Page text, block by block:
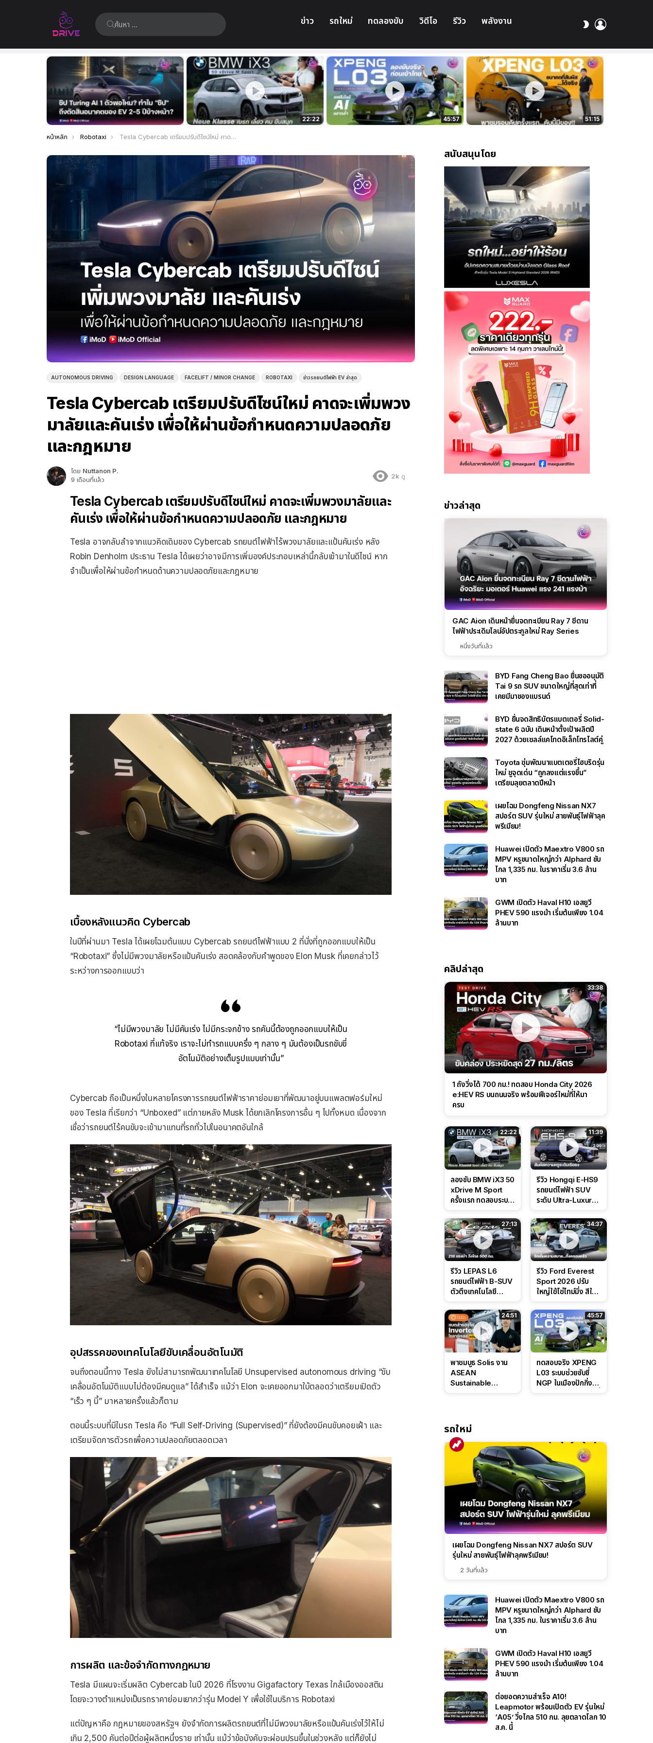
ค้นหา: ข่าว รถใหม่ ทดลองขับ วิดีโอ รีวิว พลังงาน
สลับ
เรื่อง
ล่าสุด
22:22 45:57 51:15
คุณอยู่ที่นี่:
หน้าหลัก Robotaxi Tesla Cybercab เตรียมปรับดีไซน์ใหม่ คาดจะเพิ่มพวงมาลัยและคันเร่ง เพื่อให้ผ่านข้อกำหนดความปลอดภัย และกฎหมาย
AUTONOMOUS DRIVING DESIGN LANGUAGE FACELIFT / MINOR CHANGE ROBOTAXI ข่าวรถยนต์ไฟฟ้า EV ล่าสุด
Tesla Cybercab เตรียมปรับดีไซน์ใหม่ คาดจะเพิ่มพวง
มาลัยและคันเร่ง เพื่อให้ผ่านข้อกำหนดความปลอดภัย
และกฎหมาย
โดย Nuttanon P.
9 เดือนที่แล้ว
2k ดู
Tesla Cybercab เตรียมปรับดีไซน์ใหม่ คาดจะเพิ่มพวงมาลัยและ
คันเร่ง เพื่อให้ผ่านข้อกำหนดความปลอดภัย และกฎหมาย
Tesla อาจกลับลำจากแนวคิดเดิมของ Cybercab รถยนต์ไฟฟ้าไร้พวงมาลัยและแป้นคันเร่ง หลัง
Robin Denholm ประธาน Tesla ได้เผยว่าอาจมีการเพิ่มองค์ประกอบเหล่านี้กลับเข้ามาในดีไซน์ หาก
จำเป็นเพื่อให้ผ่านข้อกำหนดด้านความปลอดภัยและกฎหมาย
เบื้องหลังแนวคิด Cybercab
ในปีที่ผ่านมา Tesla ได้เผยโฉมต้นแบบ Cybercab รถยนต์ไฟฟ้าแบบ 2 ที่นั่งที่ถูกออกแบบให้เป็น
“Robotaxi” ซึ่งไม่มีพวงมาลัยหรือแป้นคันเร่ง สอดคล้องกับคำพูดของ Elon Musk ที่เคยกล่าวไว้
ระหว่างการออกแบบว่า
“ไม่มีพวงมาลัย ไม่มีคันเร่ง ไม่มีกระจกข้าง รถคันนี้ต้องถูกออกแบบให้เป็น
Robotaxi ที่แท้จริง เราจะไม่ทำรถแบบครึ่ง ๆ กลาง ๆ มันต้องเป็นรถขับขี่
อัตโนมัติอย่างเต็มรูปแบบเท่านั้น”
Cybercab ถือเป็นหนึ่งในหลายโครงการรถยนต์ไฟฟ้าราคาย่อมเยาที่พัฒนาอยู่บนแพลตฟอร์มใหม่
ของ Tesla ที่เรียกว่า “Unboxed” แต่ภายหลัง Musk ได้ยกเลิกโครงการอื่น ๆ ไปทั้งหมด เนื่องจาก
เชื่อว่ารถยนต์ไร้คนขับจะเข้ามาแทนที่รถทั่วไปในอนาคตอันใกล้
อุปสรรคของเทคโนโลยีขับเคลื่อนอัตโนมัติ
จนถึงตอนนี้ทาง Tesla ยังไม่สามารถพัฒนาเทคโนโลยี Unsupervised autonomous driving “ขับ
เคลื่อนอัตโนมัติแบบไม่ต้องมีคนดูแล” ได้สำเร็จ แม้ว่า Elon จะเคยออกมาใบ้ตลอดว่าเตรียมเปิดตัว
“เร็ว ๆ นี้” มาหลายครั้งแล้วก็ตาม
ตอนนี้ระบบที่มีในรถ Tesla คือ “Full Self-Driving (Supervised)” ที่ยังต้องมีคนขับคอยเฝ้า และ
เตรียมจัดการตัวรถเพื่อความปลอดภัยตลอดเวลา
การผลิต และข้อจำกัดทางกฎหมาย
Tesla มีแผนจะเริ่มผลิต Cybercab ในปี 2026 ที่โรงงาน Gigafactory Texas ใกล้เมืองออสติน
โดยจะวางตำแหน่งเป็นรถราคาย่อมเยากว่ารุ่น Model Y เพื่อใช้ในบริการ Robotaxi
แต่ปัญหาคือ กฎหมายของสหรัฐฯ ยังจำกัดการผลิตรถยนต์ที่ไม่มีพวงมาลัยหรือแป้นคันเร่งไว้ให้ไม่
เกิน 2,500 คันต่อปีต่อผู้ผลิตหนึ่งราย เท่านั้น แม้ว่าข้อบังคับจะผ่อนปรนขึ้นในช่วงหลัง แต่ก็ยังไม่
สนับสนุนโดย
ข่าวล่าสุด
GAC Aion เดินหน้ายื่นจดทะเบียน Ray 7 ซีดาน
ไฟฟ้าประเดิมไลน์อัปตระกูลใหม่ Ray Series
หนึ่งวันที่แล้ว
BYD Fang Cheng Bao ยื่นขออนุมัติ
Tai 9 รถ SUV ขนาดใหญ่ที่สุดเท่าที่
เคยมีมาของแบรนด์
BYD ยื่นจดสิทธิบัตรแบตเตอรี่ Solid-
state 6 ฉบับ เดินหน้าตั้งเป้าผลิตปี
2027 ด้วยเซลล์แคโทดอิเล็กโทรไลต์คู่
Toyota ซุ่มพัฒนาแบตเตอรี่ไฮบริดรุ่น
ใหม่ ชูจุดเด่น “ถูกลงแต่แรงขึ้น”
เตรียมลุยตลาดปีหน้า
เผยโฉม Dongfeng Nissan NX7
สปอร์ต SUV รุ่นใหม่ สายพันธุ์ไฟฟ้าลุค
พรีเมียม!
Huawei เปิดตัว Maextro V800 รถ
MPV หรูขนาดใหญ่กว่า Alphard ขับ
ไกล 1,335 กม. ในราคาเริ่ม 3.6 ล้าน
บาท
GWM เปิดตัว Haval H10 เอสยูวี
PHEV 590 แรงม้า เริ่มต้นเพียง 1.04
ล้านบาท
คลิปล่าสุด
33:38
1 ถังวิ่งได้ 700 กม.! ทดสอบ Honda City 2026
e:HEV RS บนถนนจริง พร้อมฟีเจอร์ใหม่ที่ให้มา
ครบ
22:22
ลองขับ BMW iX3 50
xDrive M Sport
ครั้งแรก ทดสอบระบบ
Performance แบบ
จัดเต็มในสนาม
11:39
รีวิว Hongqi E-HS9
รถยนต์ไฟฟ้า SUV
ระดับ Ultra-Luxury
CDC นุ่มหนึบเหนือ
ระดับ
27:13
รีวิว LEPAS L6
รถยนต์ไฟฟ้า B-SUV
ตัวตึงเทคโนโลยี
ล่างหนึบ ลุ้นราคา 7
แสนต้น
34:37
รีวิว Ford Everest
Sport 2026 ปรับ
ใหญ่ใช้โซ่ไทม์มิ่ง สีใหม่
ดุดันสไตล์ครอบครัว
สายลุย
24:51
พาชมบูธ Solis งาน
ASEAN
Sustainable
IntelliHouse และ
EverCORE โซลูชัน
ESS ครบวงจร
45:57
ทดสอบจริง XPENG
L03 ระบบช่วยขับขี่
NGP ในเมืองปักกิ่ง
รถใหม่
เผยโฉม Dongfeng Nissan NX7 สปอร์ต SUV
รุ่นใหม่ สายพันธุ์ไฟฟ้าลุคพรีเมียม!
2 วันที่แล้ว
Huawei เปิดตัว Maextro V800 รถ
MPV หรูขนาดใหญ่กว่า Alphard ขับ
ไกล 1,335 กม. ในราคาเริ่ม 3.6 ล้าน
บาท
GWM เปิดตัว Haval H10 เอสยูวี
PHEV 590 แรงม้า เริ่มต้นเพียง 1.04
ล้านบาท
ต่อยอดความสำเร็จ A10!
Leapmotor พร้อมเปิดตัว EV รุ่นใหม่
‘A05’ วิ่งไกล 510 กม. ลุยตลาดโลก 10
ส.ค. นี้